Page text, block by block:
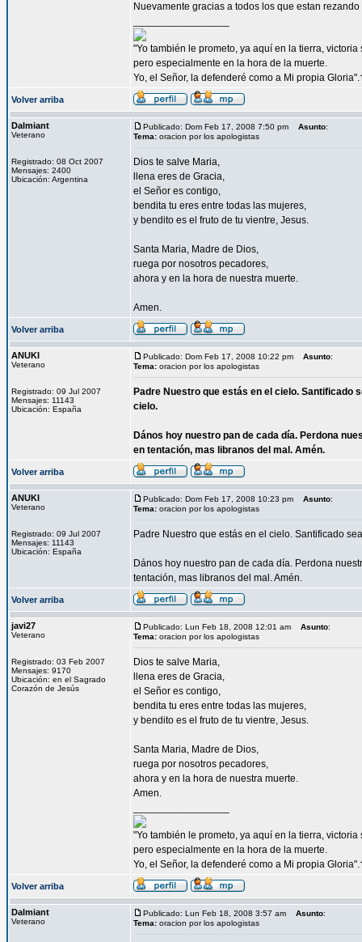
Nuevamente gracias a todos los que estan
"Yo también le prometo, ya aquí en la tierra,
pero especialmente en la hora de la muerte.
Yo, el Señor, la defenderé como a Mi propia
Volver arriba
Dalmiant
Veterano
Registrado: 08 Oct 2007
Mensajes: 2400
Ubicación: Argentina
Publicado: Dom Feb 17, 2008 7:50 pm Asunto:
Tema: oracion por los apologistas
Dios te salve Maria,
llena eres de Gracia,
el Señor es contigo,
bendita tu eres entre todas las mujeres,
y bendito es el fruto de tu vientre, Jesus.
Santa Maria, Madre de Dios,
ruega por nosotros pecadores,
ahora y en la hora de nuestra muerte.
Amen.
Volver arriba
ANUKI
Veterano
Registrado: 09 Jul 2007
Mensajes: 11143
Ubicación: España
Publicado: Dom Feb 17, 2008 10:22 pm Asunto:
Tema: oracion por los apologistas
Padre Nuestro que estás en el cielo. Santificado
cielo.
Dános hoy nuestro pan de cada día. Perdona
en tentación, mas libranos del mal. Amén.
Volver arriba
ANUKI
Veterano
Registrado: 09 Jul 2007
Mensajes: 11143
Ubicación: España
Publicado: Dom Feb 17, 2008 10:23 pm Asunto:
Tema: oracion por los apologistas
Padre Nuestro que estás en el cielo. Santificado
Dános hoy nuestro pan de cada día. Perdona
tentación, mas libranos del mal. Amén.
Volver arriba
javi27
Veterano
Registrado: 03 Feb 2007
Mensajes: 9170
Ubicación: en el Sagrado
Corazón de Jesús
Publicado: Lun Feb 18, 2008 12:01 am Asunto:
Tema: oracion por los apologistas
Dios te salve Maria,
llena eres de Gracia,
el Señor es contigo,
bendita tu eres entre todas las mujeres,
y bendito es el fruto de tu vientre, Jesus.
Santa Maria, Madre de Dios,
ruega por nosotros pecadores,
ahora y en la hora de nuestra muerte.
Amen.
"Yo también le prometo, ya aquí en la tierra,
pero especialmente en la hora de la muerte.
Yo, el Señor, la defenderé como a Mi propia
Volver arriba
Dalmiant
Veterano
Publicado: Lun Feb 18, 2008 3:57 am Asunto:
Tema: oracion por los apologistas